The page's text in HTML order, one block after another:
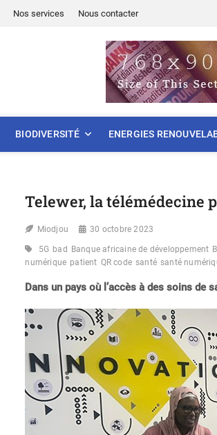
Nos services Nous contacter
BIODIVERSITÉ ENERGIES
Telewer, la télémédecine
Miodjou 30 octobre 2023
5G bad Banque africaine de développement
numérique patient QR code santé santé
Dans un pays où l’accès à des soins de